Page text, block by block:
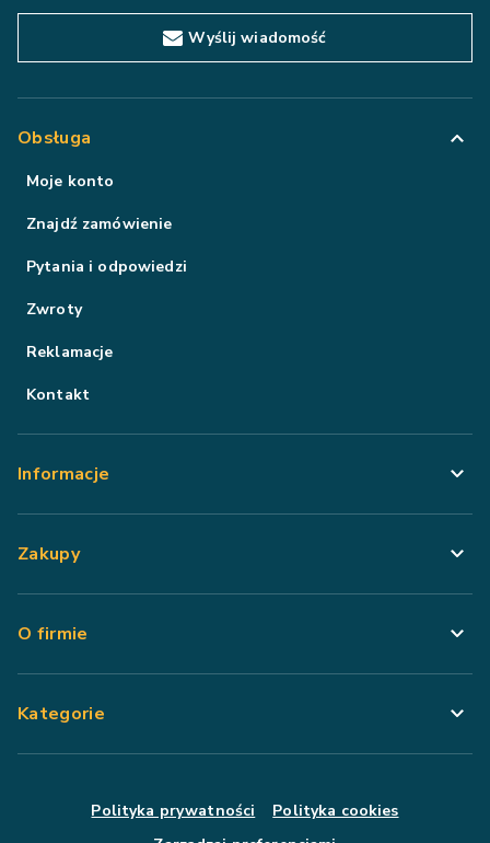
Wyślij wiadomość
Obsługa
Moje konto
Znajdź zamówienie
Pytania i odpowiedzi
Zwroty
Reklamacje
Kontakt
Informacje
Zakupy
O firmie
Kategorie
Polityka prywatności
Polityka cookies